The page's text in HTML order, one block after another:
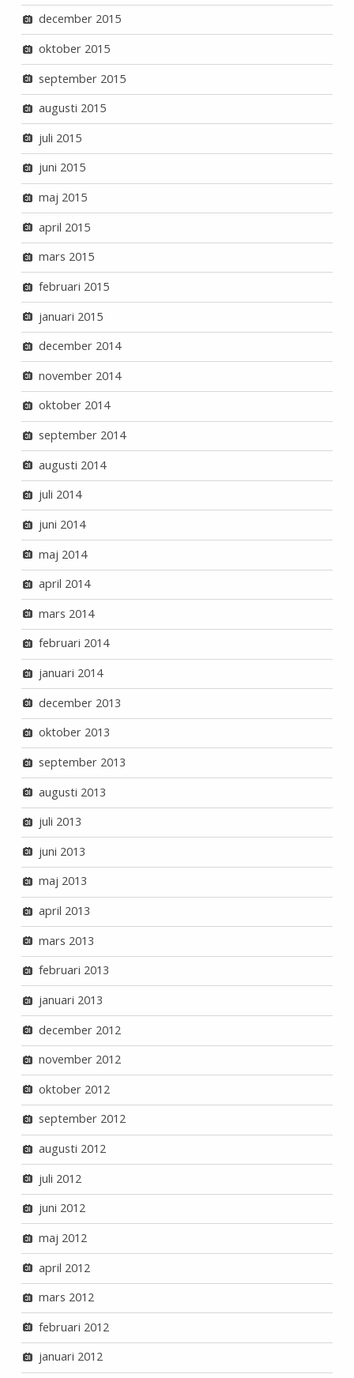
december 2015
oktober 2015
september 2015
augusti 2015
juli 2015
juni 2015
maj 2015
april 2015
mars 2015
februari 2015
januari 2015
december 2014
november 2014
oktober 2014
september 2014
augusti 2014
juli 2014
juni 2014
maj 2014
april 2014
mars 2014
februari 2014
januari 2014
december 2013
oktober 2013
september 2013
augusti 2013
juli 2013
juni 2013
maj 2013
april 2013
mars 2013
februari 2013
januari 2013
december 2012
november 2012
oktober 2012
september 2012
augusti 2012
juli 2012
juni 2012
maj 2012
april 2012
mars 2012
februari 2012
januari 2012